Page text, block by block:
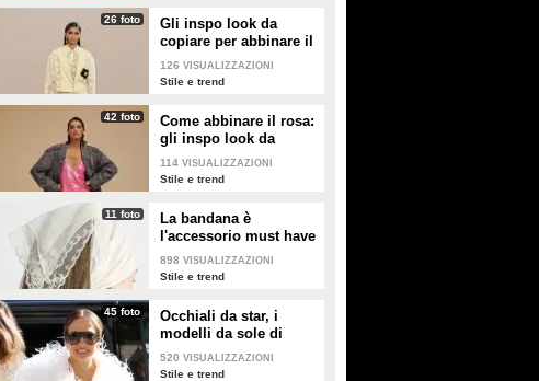
26 foto
Gli inspo look da
copiare per abbinare il
giallo
126 VISUALIZZAZIONI
Stile e trend
42 foto
Come abbinare il rosa:
gli inspo look da
copiare
114 VISUALIZZAZIONI
Stile e trend
11 foto
La bandana è
l'accessorio must have
dell'estate 2026: i
modelli di tendenza
898 VISUALIZZAZIONI
Stile e trend
45 foto
Occhiali da star, i
modelli da sole di
tendenza per l'estate
2026
520 VISUALIZZAZIONI
Stile e trend
La verdura di stagione:
cosa comprare a dicembre
464994 Stile e trend
La frutta di stagione: cosa